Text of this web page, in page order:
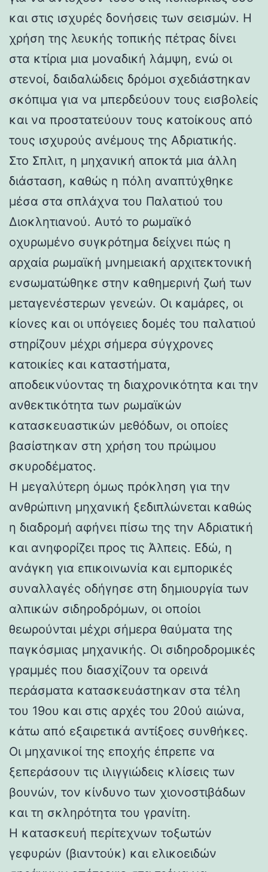
και στις ισχυρές δονήσεις των σεισμών. Η
χρήση της λευκής τοπικής πέτρας δίνει
στα κτίρια μια μοναδική λάμψη, ενώ οι
στενοί, δαιδαλώδεις δρόμοι σχεδιάστηκαν
σκόπιμα για να μπερδεύουν τους εισβολείς
και να προστατεύουν τους κατοίκους από
τους ισχυρούς ανέμους της Αδριατικής.
Στο Σπλιτ, η μηχανική αποκτά μια άλλη
διάσταση, καθώς η πόλη αναπτύχθηκε
μέσα στα σπλάχνα του Παλατιού του
Διοκλητιανού. Αυτό το ρωμαϊκό
οχυρωμένο συγκρότημα δείχνει πώς η
αρχαία ρωμαϊκή μνημειακή αρχιτεκτονική
ενσωματώθηκε στην καθημερινή ζωή των
μεταγενέστερων γενεών. Οι καμάρες, οι
κίονες και οι υπόγειες δομές του παλατιού
στηρίζουν μέχρι σήμερα σύγχρονες
κατοικίες και καταστήματα,
αποδεικνύοντας τη διαχρονικότητα και την
ανθεκτικότητα των ρωμαϊκών
κατασκευαστικών μεθόδων, οι οποίες
βασίστηκαν στη χρήση του πρώιμου
σκυροδέματος.
Η μεγαλύτερη όμως πρόκληση για την
ανθρώπινη μηχανική ξεδιπλώνεται καθώς
η διαδρομή αφήνει πίσω της την Αδριατική
και ανηφορίζει προς τις Άλπεις. Εδώ, η
ανάγκη για επικοινωνία και εμπορικές
συναλλαγές οδήγησε στη δημιουργία των
αλπικών σιδηροδρόμων, οι οποίοι
θεωρούνται μέχρι σήμερα θαύματα της
παγκόσμιας μηχανικής. Οι σιδηροδρομικές
γραμμές που διασχίζουν τα ορεινά
περάσματα κατασκευάστηκαν στα τέλη
του 19ου και στις αρχές του 20ού αιώνα,
κάτω από εξαιρετικά αντίξοες συνθήκες.
Οι μηχανικοί της εποχής έπρεπε να
ξεπεράσουν τις ιλιγγιώδεις κλίσεις των
βουνών, τον κίνδυνο των χιονοστιβάδων
και τη σκληρότητα του γρανίτη.
Η κατασκευή περίτεχνων τοξωτών
γεφυρών (βιαντούκ) και ελικοειδών